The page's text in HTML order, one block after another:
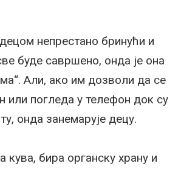
непрестано бринући и
буде савршено, онда је она
Али, ако им дозволи да се
или погледа у телефон док су
онда занемарује децу.
кува, бира органску храну и